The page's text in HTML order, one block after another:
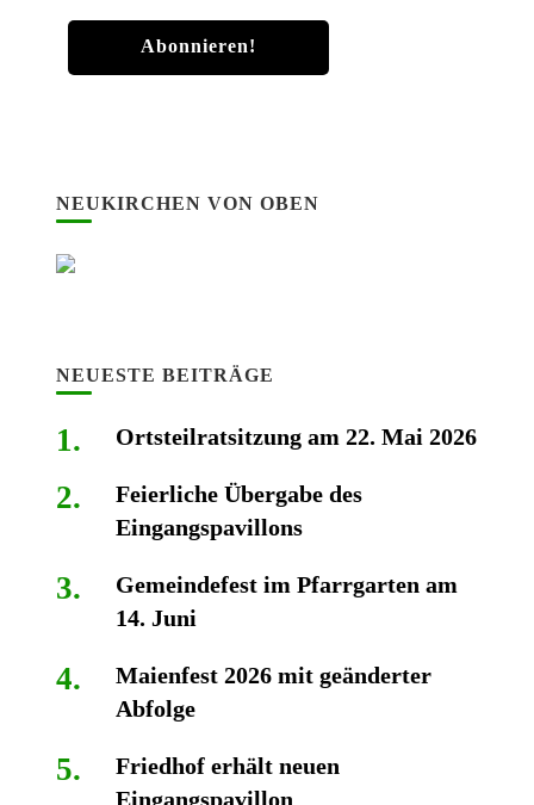
NEUKIRCHEN VON OBEN
NEUESTE BEITRÄGE
Ortsteilratsitzung am 22. Mai 2026
Feierliche Übergabe des
Eingangspavillons
Gemeindefest im Pfarrgarten am
14. Juni
Maienfest 2026 mit geänderter
Abfolge
Friedhof erhält neuen
Eingangspavillon